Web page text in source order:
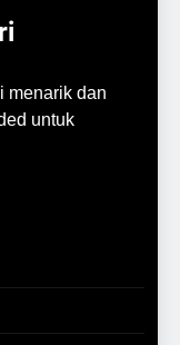
menarik dan
untuk